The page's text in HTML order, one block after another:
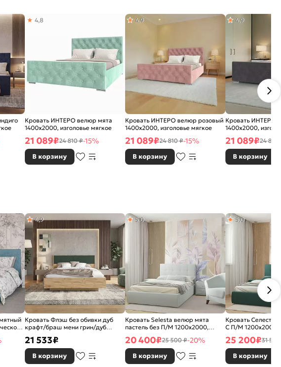
Кровать ИНТЕРО велюр мята
1400x2000, изголовье мягкое
4,8
21 089₽24 810 ₽-15%
В корзину
Кровать ИНТЕРО велюр розовый
1400x2000, изголовье мягкое
4,9
21 089₽24 810 ₽-15%
В корзину
Кровать ИНТЕРО
1400x2000,
4,9
21 089₽24 810
В корзину
Кровать Флэш без обивки дуб
крафт/браш мени грин/дуб
ортопедическое основание,
изголовье жесткое
4,9
21 533₽
В корзину
Кровать Selesta велюр мята
пастель без П/М 1200x2000,
изголовье мягкое
5,0
20 400₽25 500 ₽-20%
В корзину
Кровать Селеста
С П/М 1200x2000,
изголовье мягкое
5,0
25 200₽31
В корзину